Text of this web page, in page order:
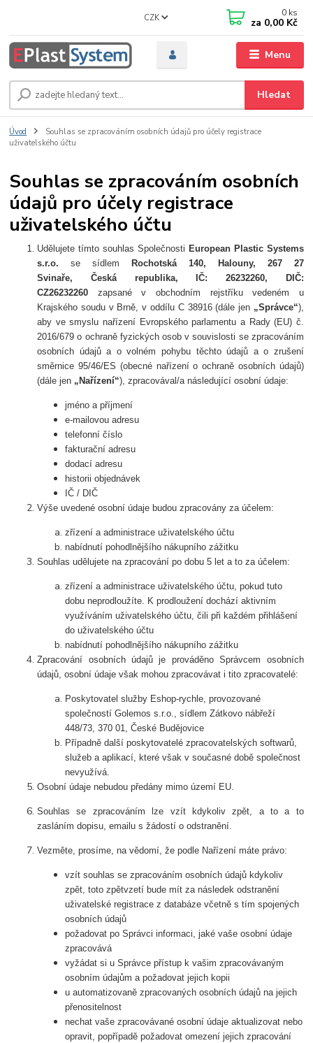
Menu
CZK
Hledat
0 ks
za 0,00 Kč
Úvod
Souhlas se zpracováním osobních údajů pro účely registrace
uživatelského účtu
Souhlas se zpracováním osobních
údajů pro účely registrace
uživatelského účtu
Udělujete tímto souhlas Společnosti European Plastic Systems
s.r.o.se sídlem Rochotská 140, Halouny, 267 27
Svinaře, Česká republika, IČ: 26232260, DIČ:
CZ26232260 zapsané v obchodním rejstříku vedeném u
Krajského soudu v Brně, v oddílu C 38916 (dále jen „Správce“),
aby ve smyslu nařízení Evropského parlamentu a Rady (EU) č.
2016/679 o ochraně fyzických osob v souvislosti se zpracováním
osobních údajů a o volném pohybu těchto údajů a o zrušení
směrnice 95/46/ES (obecné nařízení o ochraně osobních údajů)
(dále jen „Nařízení“), zpracovával/a následující osobní údaje:
jméno a příjmení
e-mailovou adresu
telefonní číslo
fakturační adresu
dodací adresu
historii objednávek
IČ / DIČ
Výše uvedené osobní údaje budou zpracovány za účelem:
zřízení a administrace uživatelského účtu
nabídnutí pohodlnějšího nákupního zážitku
Souhlas udělujete na zpracování po dobu 5 let a to za účelem:
zřízení a administrace uživatelského účtu, pokud tuto
dobu neprodloužíte. K prodloužení dochází aktivním
využíváním uživatelského účtu, čili při každém přihlášení
do uživatelského účtu
nabídnutí pohodlnějšího nákupního zážitku
Zpracování osobních údajů je prováděno Správcem osobních
údajů, osobní údaje však mohou zpracovávat i tito zpracovatelé:
Poskytovatel služby Eshop-rychle, provozované
společností Golemos s.r.o., sídlem Zátkovo nábřeží
448/73, 370 01, České Budějovice
Případně další poskytovatelé zpracovatelských softwarů,
služeb a aplikací, které však v současné době společnost
nevyužívá.
Osobní údaje nebudou předány mimo území EU.
Souhlas se zpracováním lze vzít kdykoliv zpět, a to a to
zasláním dopisu, emailu s žádostí o odstranění.
Vezměte, prosíme, na vědomí, že podle Nařízení máte právo:
vzít souhlas se zpracováním osobních údajů kdykoliv
zpět, toto zpětvzetí bude mít za následek odstranění
uživatelské registrace z databáze včetně s tím spojených
osobních údajů
požadovat po Správci informaci, jaké vaše osobní údaje
zpracovává
vyžádat si u Správce přístup k vašim zpracovávaným
osobním údajům a požadovat jejich kopii
u automatizovaně zpracovaných osobních údajů na jejich
přenositelnost
nechat vaše zpracovávané osobní údaje aktualizovat nebo
opravit, popřípadě požadovat omezení jejich zpracování